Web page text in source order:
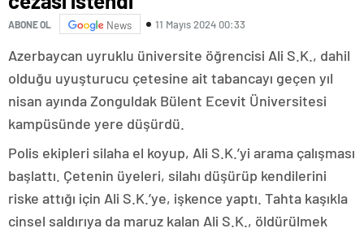
ABONE OL News 11 Mayıs 2024 00:33
Azerbaycan uyruklu üniversite öğrencisi Ali S.K., dahil
olduğu uyuşturucu çetesine ait tabancayı geçen yıl
nisan ayında Zonguldak Bülent Ecevit Üniversitesi
kampüsünde yere düşürdü.
Polis ekipleri silaha el koyup, Ali S.K.’yi arama çalışması
başlattı. Çetenin üyeleri, silahı düşürüp kendilerini
riske attığı için Ali S.K.’ye, işkence yaptı. Tahta kaşıkla
cinsel saldırıya da maruz kalan Ali S.K., öldürülmek